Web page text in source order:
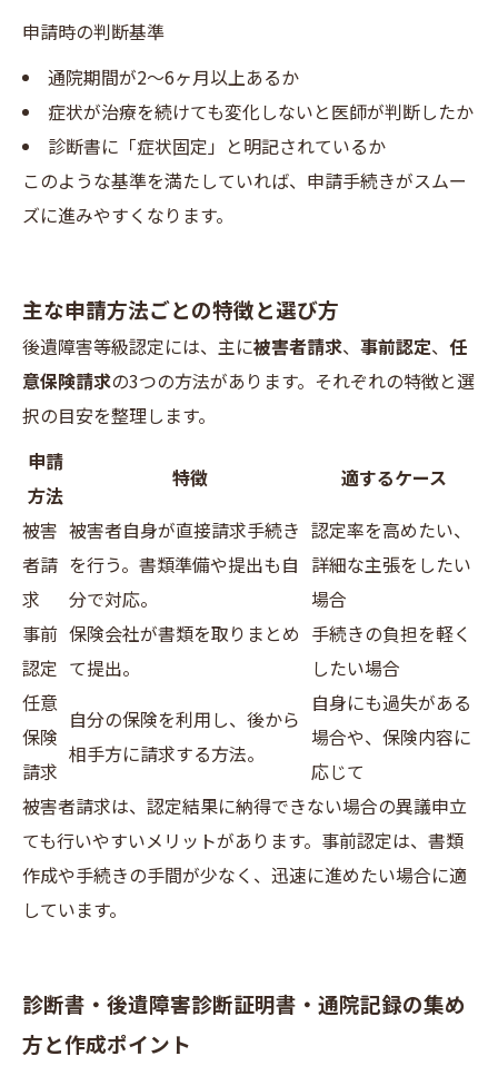
申請時の判断基準
通院期間が2〜6ヶ月以上あるか
症状が治療を続けても変化しないと医師が判断したか
診断書に「症状固定」と明記されているか
このような基準を満たしていれば、申請手続きがスムー
ズに進みやすくなります。
主な申請方法ごとの特徴と選び方
後遺障害等級認定には、主に被害者請求、 事前認定、 任
意保険請求の3つの方法があります。それぞれの特徴と選
択の目安を整理します。
申請
方法
特徴
適するケース
被害
者請
求
被害者自身が直接請求手続き
を行う。書類準備や提出も自
分で対応。
認定率を高めたい、
詳細な主張をしたい
場合
事前
認定
保険会社が書類を取りまとめ
て提出。
手続きの負担を軽く
したい場合
任意
保険
請求
自分の保険を利用し、後から
相手方に請求する方法。
自身にも過失がある
場合や、保険内容に
応じて
被害者請求は、認定結果に納得できない場合の異議申立
ても行いやすいメリットがあります。事前認定は、書類
作成や手続きの手間が少なく、迅速に進めたい場合に適
しています。
診断書・後遺障害診断証明書・通院記録の集め
方と作成ポイント